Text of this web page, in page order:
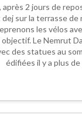
après 2 jours de
sur la terrasse
les vélos
Le Nemrut
des statues au
édifiées il y a plus de